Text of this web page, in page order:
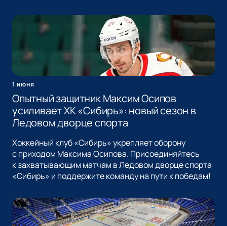
1 июня
Опытный защитник Максим Осипов
усиливает ХК «Сибирь»: новый сезон в
Ледовом дворце спорта
Хоккейный клуб «Сибирь» укрепляет оборону
с приходом Максима Осипова. Присоединяйтесь
к захватывающим матчам в Ледовом дворце спорта
«Сибирь» и поддержите команду на пути к победам!